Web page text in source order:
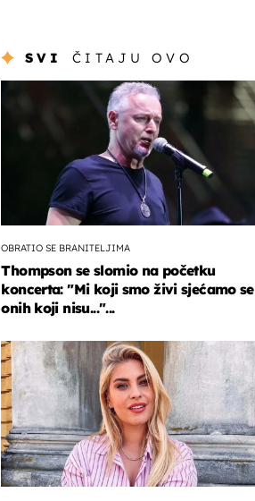
SVI ČITAJU OVO
OBRATIO SE BRANITELJIMA
Thompson se slomio na početku
koncerta: "Mi koji smo živi sjećamo se
onih koji nisu..."...